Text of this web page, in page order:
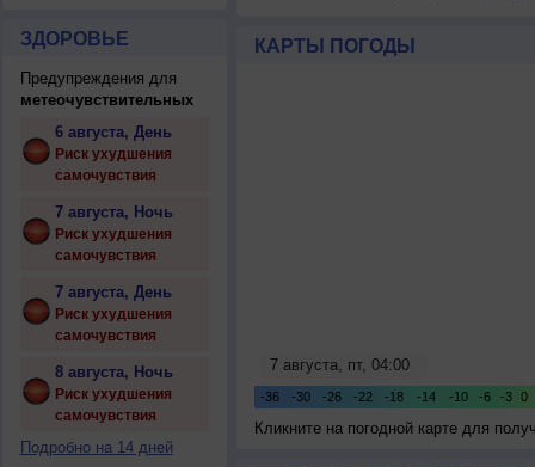
ЗДОРОВЬЕ
Предупреждения для
метеочувствительных
6 августа, День
Риск ухудшения
самочувствия
7 августа, Ночь
Риск ухудшения
самочувствия
7 августа, День
Риск ухудшения
самочувствия
8 августа, Ночь
Риск ухудшения
самочувствия
Подробно на 14 дней
КАРТЫ ПОГОДЫ
Кликните на погодной карте для